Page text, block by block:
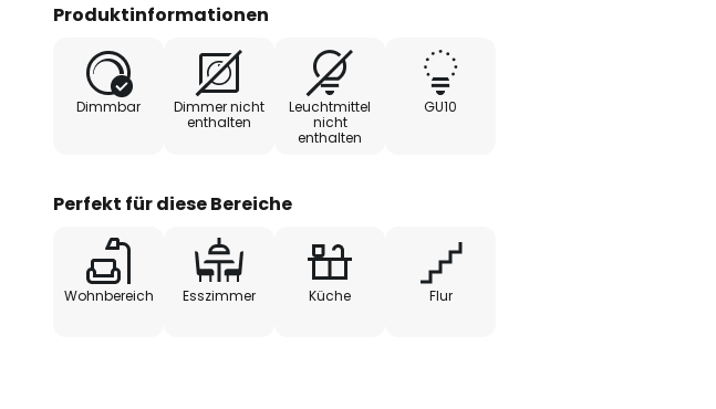
Produktinformationen
Dimmbar
Dimmer nicht
enthalten
Leuchtmittel
nicht
enthalten
GU10
Perfekt für diese Bereiche
Wohnbereich Esszimmer Küche Flur